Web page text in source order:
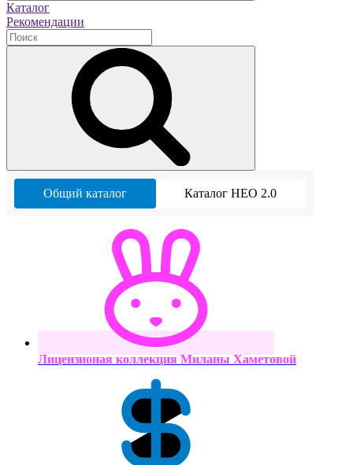
Каталог
Рекомендации
Общий каталог Каталог НЕО 2.0
Лицензионая коллекция Миланы Хаметовой